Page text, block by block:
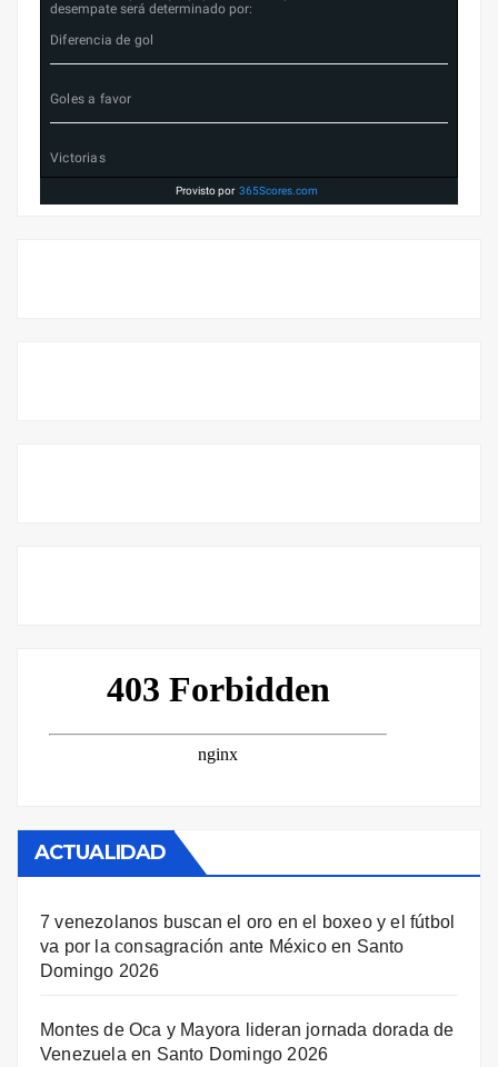
desempate será determinado por:
Diferencia de gol
Goles a favor
Victorias
Provisto por 365Scores.com
ACTUALIDAD
7 venezolanos buscan el oro en el boxeo y el fútbol
va por la consagración ante México en Santo
Domingo 2026
Montes de Oca y Mayora lideran jornada dorada de
Venezuela en Santo Domingo 2026